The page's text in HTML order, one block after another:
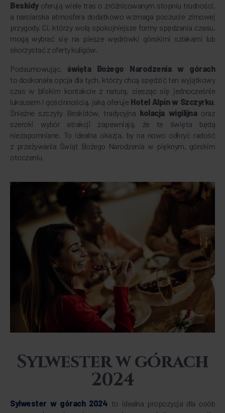
Beskidyoferują wiele tras o zróżnicowanym stopniu trudności,
a narciarska atmosfera dodatkowo wzmaga poczucie zimowej
przygody. Ci, którzy wolą spokojniejsze formy spędzania czasu,
mogą wybrać się na piesze wędrówki górskimi szlakami lub
skorzystać z oferty kuligów.
Podsumowując, święta Bożego Narodzenia w górach
to doskonała opcja dla tych, którzy chcą spędzić ten wyjątkowy
czas w bliskim kontakcie z naturą, ciesząc się jednocześnie
luksusem i gościnnością, jaką oferuje Hotel Alpin w Szczyrku.
Śnieżne szczyty Beskidów, tradycyjna kolacja wigilijnaoraz
szeroki wybór atrakcji zapewniają, że te święta będą
niezapomniane. To idealna okazja, by na nowo odkryć radość
z przeżywania Świąt Bożego Narodzenia w pięknym, górskim
otoczeniu.
Sylwester w górach
2024
Sylwester w górach 2024 to idealna propozycja dla osób